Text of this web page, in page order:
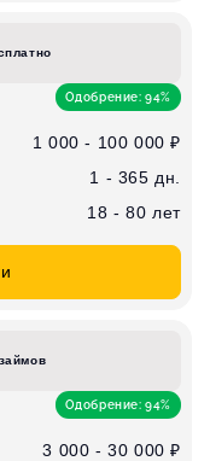
Одобрение: 94%
1 000 - 100 000 ₽
1 - 365 дн.
18 - 80 лет
Одобрение: 94%
3 000 - 30 000 ₽